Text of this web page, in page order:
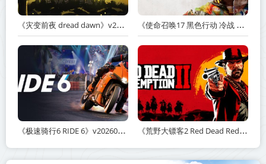
《灾变前夜 dread dawn》v20260530-免安装中文版丨中文版网盘下载 《使命召唤17 黑色行动 冷战 Call of Duty: Black Ops Cold War》v1.34.1.15931218-全DLC+送修改器丨中文版网盘下载
《极速骑行6 RIDE 6》v20260511-免安装中文版丨中文版网盘下载 《荒野大镖客2 Red Dead Redemption 2》v1491.50-打包mod+送修改器丨中文版网盘下载